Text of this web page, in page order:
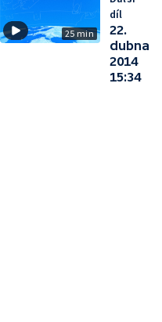
25 min
díl
22.
dubna
2014
15:34